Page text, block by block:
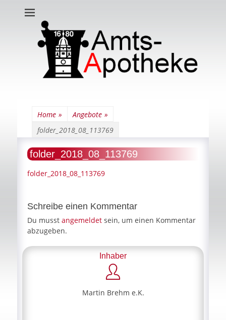
Home » Angebote »
folder_2018_08_113769
folder_2018_08_113769
folder_2018_08_113769
Schreibe einen Kommentar
Du musst angemeldet sein, um einen Kommentar
abzugeben.
Inhaber
Martin Brehm e.K.